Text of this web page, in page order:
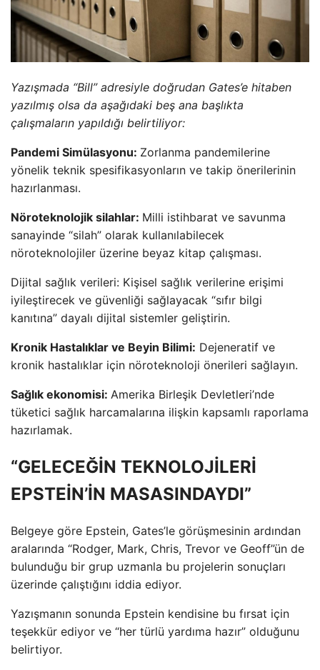
Yazışmada “Bill” adresiyle doğrudan Gates’e hitaben
yazılmış olsa da aşağıdaki beş ana başlıkta
çalışmaların yapıldığı belirtiliyor:
Pandemi Simülasyonu: Zorlanma pandemilerine
yönelik teknik spesifikasyonların ve takip önerilerinin
hazırlanması.
Nöroteknolojik silahlar: Milli istihbarat ve savunma
sanayinde “silah” olarak kullanılabilecek
nöroteknolojiler üzerine beyaz kitap çalışması.
Dijital sağlık verileri: Kişisel sağlık verilerine erişimi
iyileştirecek ve güvenliği sağlayacak “sıfır bilgi
kanıtına” dayalı dijital sistemler geliştirin.
Kronik Hastalıklar ve Beyin Bilimi: Dejeneratif ve
kronik hastalıklar için nöroteknoloji önerileri sağlayın.
Sağlık ekonomisi: Amerika Birleşik Devletleri’nde
tüketici sağlık harcamalarına ilişkin kapsamlı raporlama
hazırlamak.
“GELECEĞİN TEKNOLOJİLERİ
EPSTEİN’İN MASASINDAYDI”
Belgeye göre Epstein, Gates’le görüşmesinin ardından
aralarında “Rodger, Mark, Chris, Trevor ve Geoff”ün de
bulunduğu bir grup uzmanla bu projelerin sonuçları
üzerinde çalıştığını iddia ediyor.
Yazışmanın sonunda Epstein kendisine bu fırsat için
teşekkür ediyor ve “her türlü yardıma hazır” olduğunu
belirtiyor.